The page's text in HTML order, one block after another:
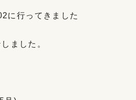
に行ってきました
ました。